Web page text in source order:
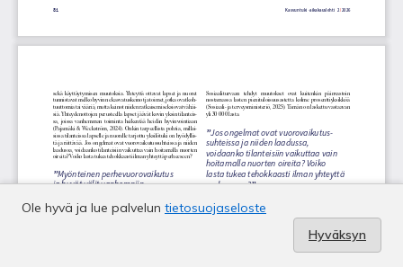
Ole hyvä ja lue palvelun tietosuojaseloste
Hyväksyn